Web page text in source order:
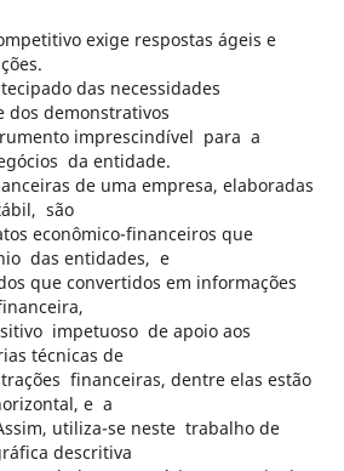
exige respostas ágeis e
das necessidades
dos demonstrativos
imprescindível para a
da entidade.
de uma empresa, elaboradas
são
econômico-financeiros que
das entidades, e
que convertidos em informações
impetuoso de apoio aos
técnicas de
financeiras, dentre elas estão
e a
utiliza-se neste trabalho de
descritiva